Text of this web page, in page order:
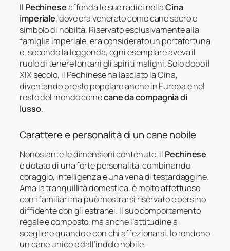
Il Pechineseaffonda le sue radici nellaCina
imperiale, dove era venerato come cane sacro e
simbolo di nobiltà. Riservato esclusivamente alla
famiglia imperiale, era considerato un portafortuna
e, secondo la leggenda, ogni esemplare aveva il
ruolo di tenere lontani gli spiriti maligni. Solo dopo il
XIX secolo, il Pechinese ha lasciato la Cina,
diventando presto popolare anche in Europa e nel
resto del mondo comecane da compagnia di
lusso.
Carattere e personalità di un cane nobile
Nonostante le dimensioni contenute, il Pechinese
è dotato di una forte personalità, combinando
coraggio, intelligenza e una vena di testardaggine.
Ama la tranquillità domestica, è molto affettuoso
con i familiari ma può mostrarsi riservato e persino
diffidente con gli estranei. Il suo comportamento
regale e composto, ma anche l’attitudine a
scegliere quando e con chi affezionarsi, lo rendono
un cane unico e dall’indole nobile.